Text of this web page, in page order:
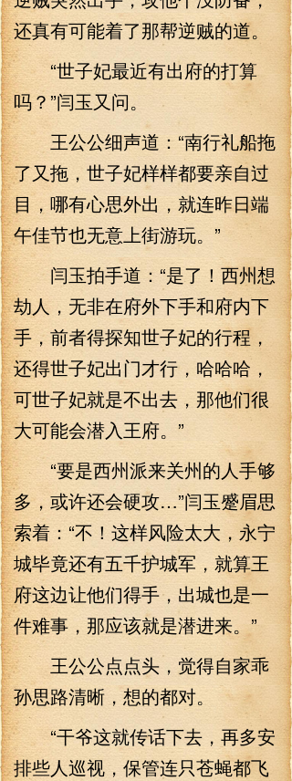
还真有可能着了那帮逆贼的道。
“世子妃最近有出府的打算
吗？”闫玉又问。
王公公细声道：“南行礼船拖
了又拖，世子妃样样都要亲自过
目，哪有心思外出，就连昨日端
午佳节也无意上街游玩。”
闫玉拍手道：“是了！西州想
劫人，无非在府外下手和府内下
手，前者得探知世子妃的行程，
还得世子妃出门才行，哈哈哈，
可世子妃就是不出去，那他们很
大可能会潜入王府。”
“要是西州派来关州的人手够
多，或许还会硬攻…”闫玉蹙眉思
索着：“不！这样风险太大，永宁
城毕竟还有五千护城军，就算王
府这边让他们得手，出城也是一
件难事，那应该就是潜进来。”
王公公点点头，觉得自家乖
孙思路清晰，想的都对。
“干爷这就传话下去，再多安
排些人巡视，保管连只苍蝇都飞